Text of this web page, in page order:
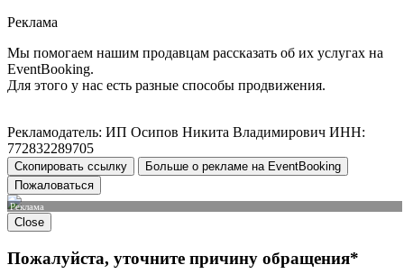
Реклама
Мы помогаем нашим продавцам рассказать об их услугах на
EventBooking.
Для этого у нас есть разные способы продвижения.
Рекламодатель: ИП Осипов Никита Владимирович ИНН:
772832289705
Скопировать ссылку
Больше о рекламе на EventBooking
Пожаловаться
Реклама
Close
Пожалуйста, уточните причину обращения*